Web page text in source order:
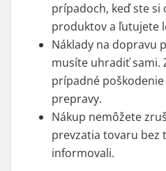
prípadoch, keď ste si
produktov a ľutujete
Náklady na dopravu
musíte uhradiť sami.
prípadné
prepravy.
Nákup nemôžete
prevzatia tovaru bez
informovali.